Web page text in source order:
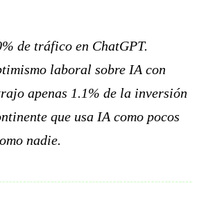
de tráfico en ChatGPT.
laboral sobre IA con
apenas 1.1% de la inversión
que usa IA como pocos
nadie.